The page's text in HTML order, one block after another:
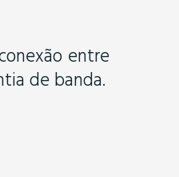
entre
de banda.